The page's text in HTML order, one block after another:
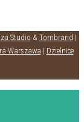
Studio & Tombrand |
Warszawa | Dzielnice